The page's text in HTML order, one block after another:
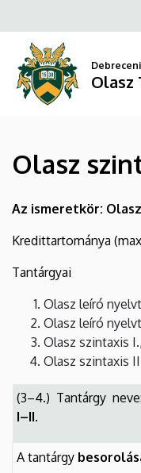
szintaxis
I–
Olasz
Tanszék
(BTK)
a
tartalomra
Olasz
Olasz
Az ismeretkör:
Kredittartománya (max.
Tantárgyai
Olasz leíró
Olasz leíró
Olasz szintaxis I.,
Olasz szintaxis
(3–4.) Tantárgy neve:
I–II.
A tantárgy